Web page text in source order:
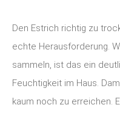
Den Estrich richtig zu
echte Herausforderung.
sammeln, ist das ein
Feuchtigkeit im Haus.
kaum noch zu erreichen.